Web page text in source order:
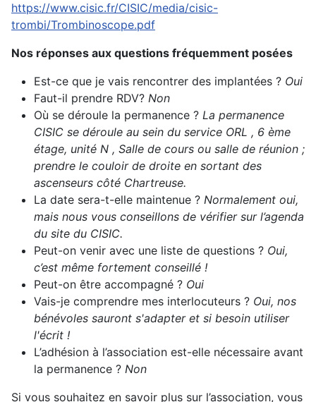
https://www.cisic.fr/CISIC/media/cisic-
trombi/Trombinoscope.pdf
Nos réponses aux questions fréquemment posées
Est-ce que je vais rencontrer des implantées ? Oui
Faut-il prendre RDV? Non
Où se déroule la permanence ? La permanence
CISIC se déroule au sein du service ORL , 6 ème
étage, unité N , Salle de cours ou salle de réunion ;
prendre le couloir de droite en sortant des
ascenseurs côté Chartreuse.
La date sera-t-elle maintenue ? Normalement oui,
mais nous vous conseillons de vérifier sur l’agenda
du site du CISIC.
Peut-on venir avec une liste de questions ? Oui,
c’est même fortement conseillé !
Peut-on être accompagné ? Oui
Vais-je comprendre mes interlocuteurs ? Oui, nos
bénévoles sauront s'adapter et si besoin utiliser
l'écrit !
L’adhésion à l’association est-elle nécessaire avant
la permanence ? Non
Si vous souhaitez en savoir plus sur l’association, vous